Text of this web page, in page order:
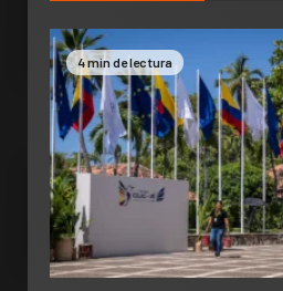
4 min de lectura